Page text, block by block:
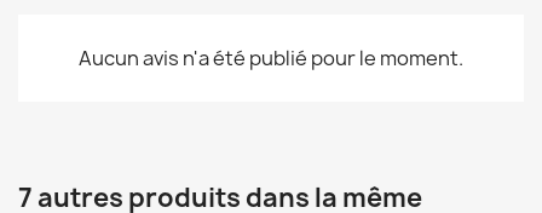
Aucun avis n'a été publié pour le moment.
7 autres produits dans la même